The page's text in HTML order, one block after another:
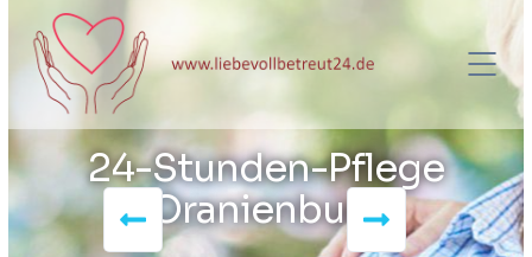
24-Stunden-Pflege
Oranienburg